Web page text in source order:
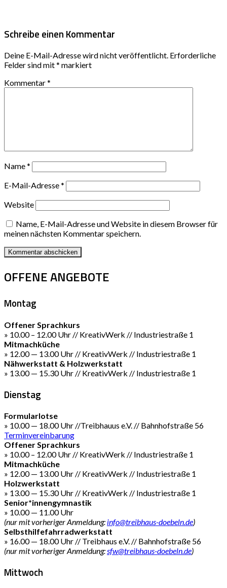
Schreibe einen Kommentar
Deine E-Mail-Adresse wird nicht veröffentlicht. Erforderliche
Felder sind mit* markiert
Kommentar*
Name*
E-Mail-Adresse*
Website
Name, E-Mail-Adresse und Website in diesem Browser für
meinen nächsten Kommentar speichern.
OFFENE ANGEBOTE
Montag
Offener Sprachkurs
» 10.00 – 12.00 Uhr // KreativWerk // Industriestraße 1
Mitmachküche
» 12.00 — 13.00 Uhr // KreativWerk // Industriestraße 1
Nähwerkstatt & Holzwerkstatt
» 13.00 — 15.30 Uhr // KreativWerk // Industriestraße 1
Dienstag
Formularlotse
» 10.00 — 18.00 Uhr //Treibhauus e.V. // Bahnhofstraße 56
Terminvereinbarung
Offener Sprachkurs
» 10.00 – 12.00 Uhr // KreativWerk // Industriestraße 1
Mitmachküche
» 12.00 — 13.00 Uhr // KreativWerk // Industriestraße 1
Holzwerkstatt
» 13.00 — 15.30 Uhr // KreativWerk // Industriestraße 1
Senior*innengymnastik
» 10.00 — 11.00 Uhr
(nur mit vorheriger Anmeldung: info@treibhaus-doebeln.de)
Selbsthilfefahrradwerkstatt
» 16.00 — 18.00 Uhr // Treibhaus e.V. // Bahnhofstraße 56
(nur mit vorheriger Anmeldung:sfw@treibhaus-doebeln.de)
Mittwoch